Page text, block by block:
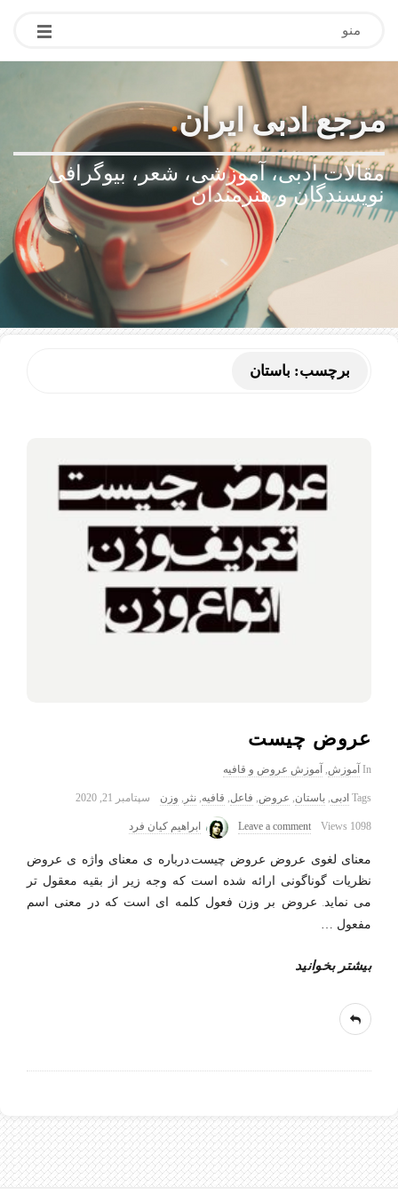
منو
مرجع ادبی ایران.
مقالات ادبی، آموزشی، شعر، بیوگرافی
نویسندگان و هنرمندان
برچسب: باستان
عروض چیست
In آموزش, آموزش عروض و قافیه
Tags ادبی, باستان, عروض, فاعل, قافیه, نثر , وزن سپتامبر 21, 2020
1098 Views
Leave a comment ابراهیم کیان فرد
معنای لغوی عروض عروض چیست.درباره ی معنای واژه ی عروض
نظریات گوناگونی ارائه شده است که وجه زیر از بقیه معقول تر
می نماید. عروض بر وزن فعول کلمه ای است که در معنی اسم
مفعول
بیشتر بخوانید